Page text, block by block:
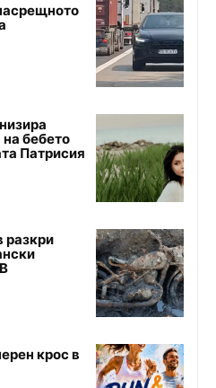
на бебето
Патрисия
разкри
крос в